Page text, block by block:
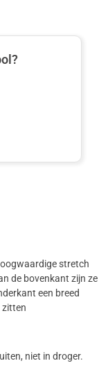
stretch
de bovenkant zijn ze
een breed
zitten
niet in droger.